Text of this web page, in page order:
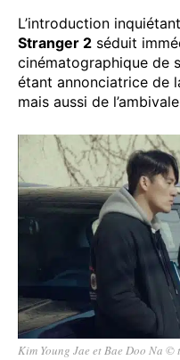
L’introduction
Stranger 2 séduit
cinématographique de
étant annonciatrice de
mais aussi de
Kim Young Jae et Bae Doo Na ©